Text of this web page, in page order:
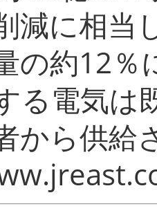
減に相当
の約12％
る電気は
から供給